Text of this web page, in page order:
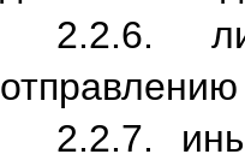
2.2.6.
2.2.7.